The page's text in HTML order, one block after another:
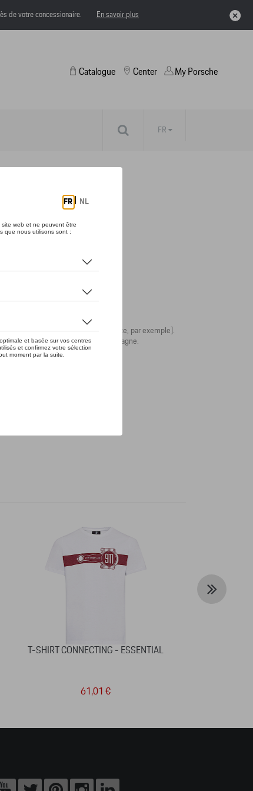
de votre concessionaire. En savoir plus
Catalogue Center My Porsche
FR
rabat avant [pour des cartes de visite, par exemple].
150 x 188 mm. Fabriqué en Allemagne.
T-SHIRT CONNECTING - ESSENTIAL
61,01 €